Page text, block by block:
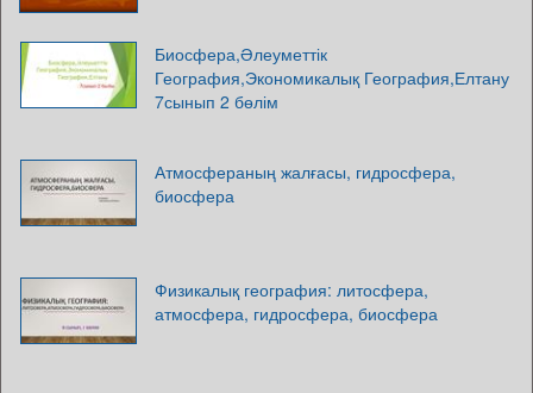
Биосфера,Әлеуметтік
География,Экономикалық География,Елтану
7сынып 2 бөлім
Атмосфераның жалғасы, гидросфера,
биосфера
Физикалық география: литосфера,
атмосфера, гидросфера, биосфера